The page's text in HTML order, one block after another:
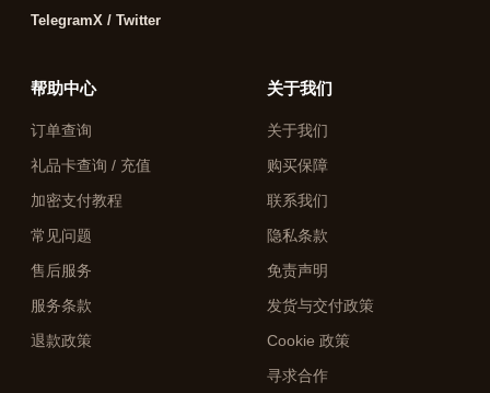
TelegramX / Twitter
帮助中心
订单查询
礼品卡查询 / 充值
加密支付教程
常见问题
售后服务
服务条款
退款政策
关于我们
关于我们
购买保障
联系我们
隐私条款
免责声明
发货与交付政策
Cookie 政策
寻求合作